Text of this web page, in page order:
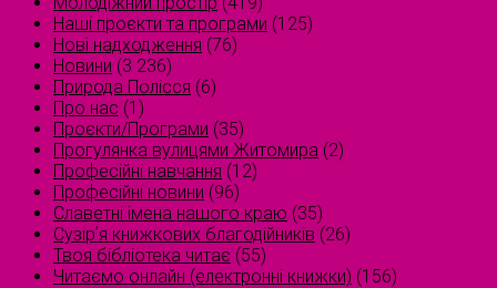
Наші проєкти та програми (125)
Нові надходження (76)
Новини (3 236)
Природа Полісся (6)
Про нас (1)
Проєкти/Програми (35)
Прогулянка вулицями Житомира (2)
Професійні навчання (12)
Професійні новини (96)
Славетні імена нашого краю (35)
Сузірʼя книжкових благодійників (26)
Твоя бібліотека читає (55)
Читаємо онлайн (електронні книжки) (156)